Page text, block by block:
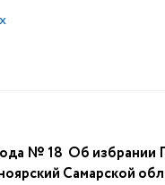
№ 18 Об избрании
Самарской